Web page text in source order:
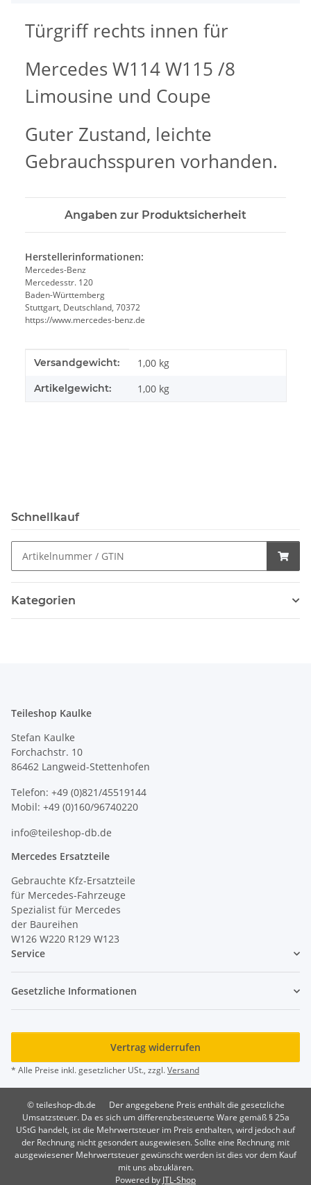
Türgriff rechts innen für
Mercedes W114 W115 /8
Limousine und Coupe
Guter Zustand, leichte
Gebrauchsspuren vorhanden.
Angaben zur Produktsicherheit
Herstellerinformationen:
Mercedes-Benz
Mercedesstr. 120
Baden-Württemberg
Stuttgart, Deutschland, 70372
https://www.mercedes-benz.de
Produkteigenschaft
Wert
Versandgewicht: 1,00 kg
Artikelgewicht: 1,00 kg
Schnellkauf
Kategorien
Teileshop Kaulke
Stefan Kaulke
Forchachstr. 10
86462 Langweid-Stettenhofen
Telefon: +49 (0)821/45519144
Mobil: +49 (0)160/96740220
info@teileshop-db.de
Mercedes Ersatzteile
Gebrauchte Kfz-Ersatzteile
für Mercedes-Fahrzeuge
Spezialist für Mercedes
der Baureihen
W126 W220 R129 W123
Service
Gesetzliche Informationen
Vertrag widerrufen
* Alle Preise inkl. gesetzlicher USt., zzgl.Versand
© teileshop-db.de
Der angegebene Preis enthält die gesetzliche
Umsatzsteuer. Da es sich um differenzbesteuerte Ware gemäß § 25a
UStG handelt, ist die Mehrwertsteuer im Preis enthalten, wird jedoch auf
der Rechnung nicht gesondert ausgewiesen. Sollte eine Rechnung mit
ausgewiesener Mehrwertsteuer gewünscht werden ist dies vor dem Kauf
mit uns abzuklären.
Powered by JTL-Shop